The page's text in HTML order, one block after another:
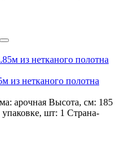
из нетканого полотна
арочная Высота, см: 185
шт: 1 Страна-